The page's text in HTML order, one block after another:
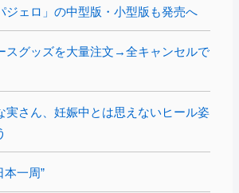
ジェロ」の中型版・小型版も発売へ
スグッズを大量注文→全キャンセルで
実さん、妊娠中とは思えないヒール姿
本一周”